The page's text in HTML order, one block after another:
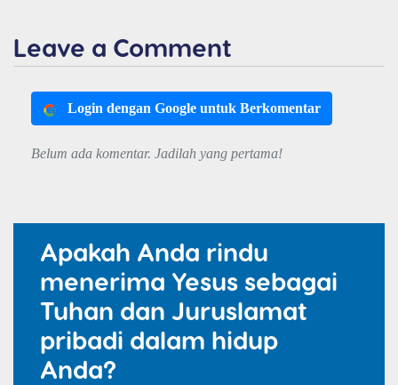
Leave a Comment
Login dengan Google untuk Berkomentar
Belum ada komentar. Jadilah yang pertama!
Apakah Anda rindu
menerima Yesus sebagai
Tuhan dan Juruslamat
pribadi dalam hidup
Anda?